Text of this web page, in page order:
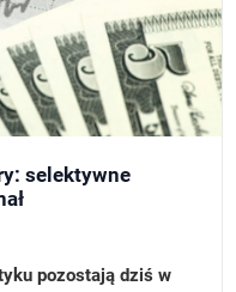
selektywne
pozostają dziś w